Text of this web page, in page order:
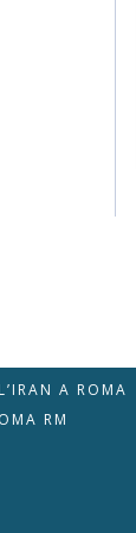
A ROMA
RM